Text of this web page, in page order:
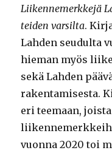
Liikennemerkkejä
teiden varsilta.
Lahden seudulta
hieman myös
sekä Lahden
rakentamisesta.
eri teemaan,
vuonna 2020 toi